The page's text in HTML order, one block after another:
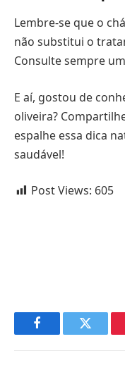
Lembre-se que o
não substitui o
Consulte sempre
E aí, gostou de
oliveira?
espalhe essa dica
saudável!
Post Views: 605
FacebookTwitter